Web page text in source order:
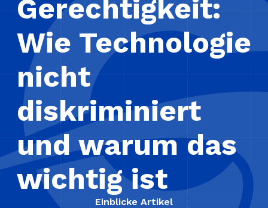
Gerechtigkeit:
Wie Technologie
nicht
diskriminiert
und warum das
wichtig ist
Einblicke Artikel